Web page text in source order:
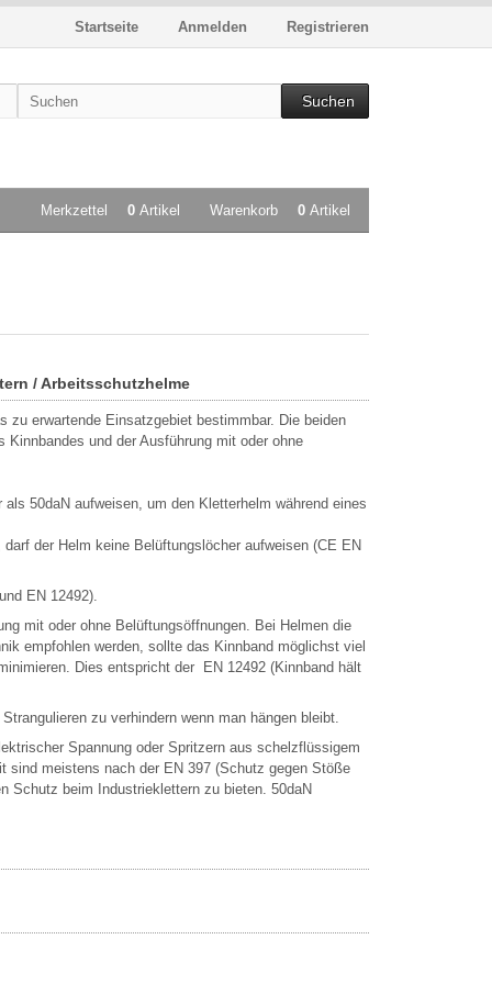
Registrieren
Anmelden
Startseite
Suchen
Warenkorb 0 Artikel
Merkzettel 0 Artikel
/ Arbeitsschutzhelme
zu erwartende Einsatzgebiet bestimmbar. Die beiden
Kinnbandes und der Ausführung mit oder ohne
50daN aufweisen, um den Kletterhelm während eines
der Helm keine Belüftungslöcher aufweisen (CE EN
EN 12492).
mit oder ohne Belüftungsöffnungen. Bei Helmen die
empfohlen werden, sollte das Kinnband möglichst viel
Dies entspricht der EN 12492 (Kinnband hält
zu verhindern wenn man hängen bleibt.
Spannung oder Spritzern aus schelzflüssigem
sind meistens nach der EN 397 (Schutz gegen Stöße
Schutz beim Industrieklettern zu bieten. 50daN